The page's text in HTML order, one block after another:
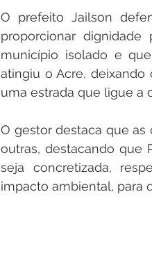
O prefeito Jailson
proporcionar
município isolado e
atingiu o Acre,
uma estrada que ligue a
O gestor destaca que
outras, destacando que
seja concretizada,
impacto ambiental, para